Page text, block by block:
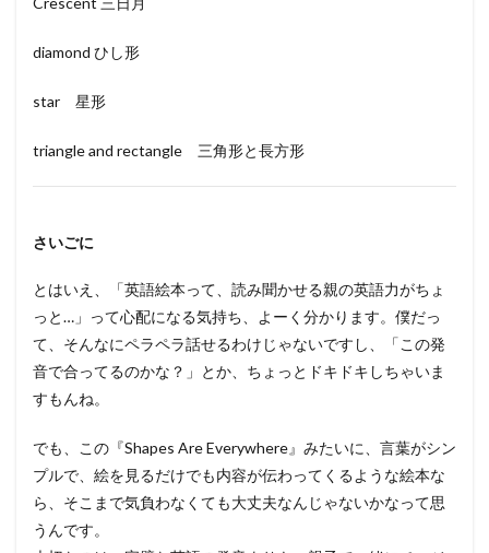
diamond ひし形
star 星形
triangle and rectangle 三角形と長方形
さいごに
とはいえ、「英語絵本って、読み聞かせる親の英語力がちょ
っと…」って心配になる気持ち、よーく分かります。僕だっ
て、そんなにペラペラ話せるわけじゃないですし、「この発
音で合ってるのかな？」とか、ちょっとドキドキしちゃいま
すもんね。
でも、この『Shapes Are Everywhere』みたいに、言葉がシン
プルで、絵を見るだけでも内容が伝わってくるような絵本な
ら、そこまで気負わなくても大丈夫なんじゃないかなって思
うんです。